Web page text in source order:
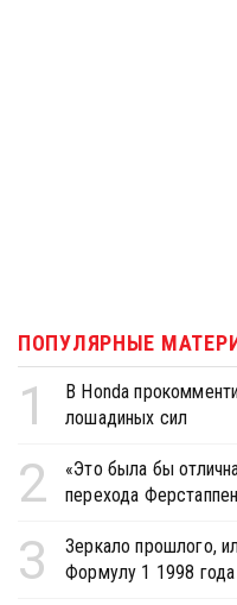
ПОПУЛЯРНЫЕ
1
В Honda
лошадиных сил
2
«Это была бы
перехода
3
Зеркало прошлого,
Формулу 1 1998 года